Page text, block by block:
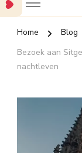
Home Blog
Bezoek aan
nachtleven